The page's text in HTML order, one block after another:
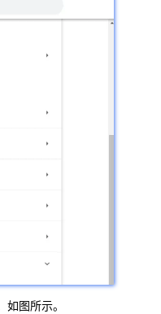
图所示。